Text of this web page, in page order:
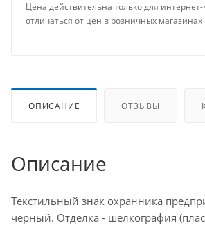
Цена действительна только для
отличаться от цен в розничных магазинах
ОПИСАНИЕ ОТЗЫВЫ
Описание
Текстильный знак охранника
черный. Отделка - шелкография